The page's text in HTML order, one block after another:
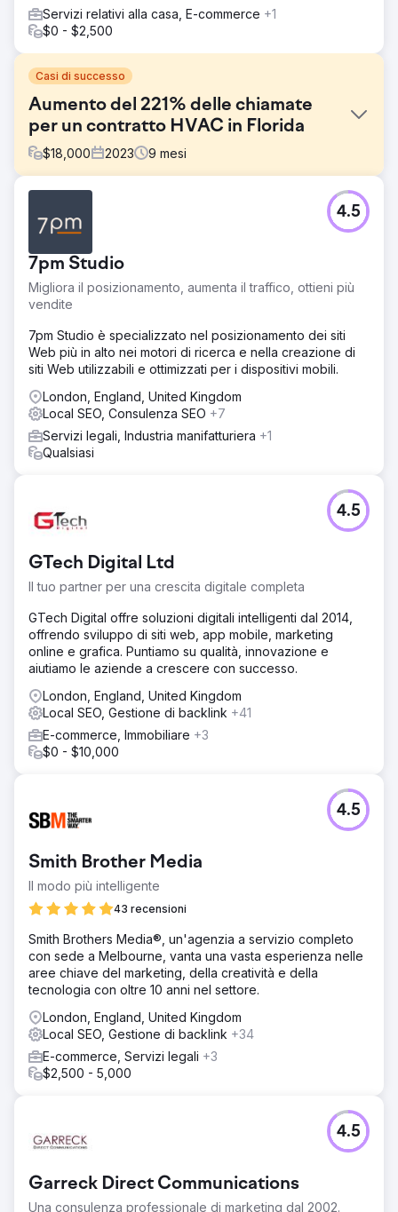
Servizi relativi alla casa, E-commerce +1
$0 - $2,500
Casi di successo
Aumento del 221% delle chiamate
per un contratto HVAC in Florida
$18,000 2023 9 mesi
Un'azienda di riscaldamento, ventilazione e
condizionamento (HVAC) in Florida ha dovuto far fronte
alle fluttuazioni stagionali della domanda e alla forte
concorrenza locale. L'azienda non era visibile nel Local
Pack e non era in classifica per le parole chiave relative
alle riparazioni di emergenza.
Soluzione
Abbiamo ottimizzato landing page specifiche per
emergenze e servizi, implementato il markup schema,
migliorato la SEO tecnica e rafforzato i segnali di Google
Business Profile. Ci siamo concentrati sulla strategia di
acquisizione di recensioni e sulla creazione di link
localizzati. Abbiamo inoltre ottimizzato la ricerca vocale e
le query "vicino a me".
• Aumento del 221% delle chiamate in entrata • 34 parole
chiave classificate tra le prime 3 a livello locale • Crescita
del 168% del traffico organico • Aumento del 47% degli
della dipendenza dagli annunci a pagamento
7pm Studio
Migliora il posizionamento, aumenta il traffico, ottieni più
vendite
4.5
7pm Studio è specializzato nel posizionamento dei siti
Web più in alto nei motori di ricerca e nella creazione di
siti Web utilizzabili e ottimizzati per i dispositivi mobili.
London, England, United Kingdom
Local SEO, Consulenza SEO +7
Servizi legali, Industria manifatturiera +1
Qualsiasi
GTech Digital Ltd
Il tuo partner per una crescita digitale completa
4.5
GTech Digital offre soluzioni digitali intelligenti dal 2014,
offrendo sviluppo di siti web, app mobile, marketing
online e grafica. Puntiamo su qualità, innovazione e
aiutiamo le aziende a crescere con successo.
London, England, United Kingdom
Local SEO, Gestione di backlink +41
E-commerce, Immobiliare +3
$0 - $10,000
Smith Brother Media
Il modo più intelligente
43 recensioni
4.5
Smith Brothers Media®, un'agenzia a servizio completo
con sede a Melbourne, vanta una vasta esperienza nelle
aree chiave del marketing, della creatività e della
tecnologia con oltre 10 anni nel settore.
London, England, United Kingdom
Local SEO, Gestione di backlink +34
E-commerce, Servizi legali +3
$2,500 - 5,000
Garreck Direct Communications
Una consulenza professionale di marketing dal 2002.
4.5